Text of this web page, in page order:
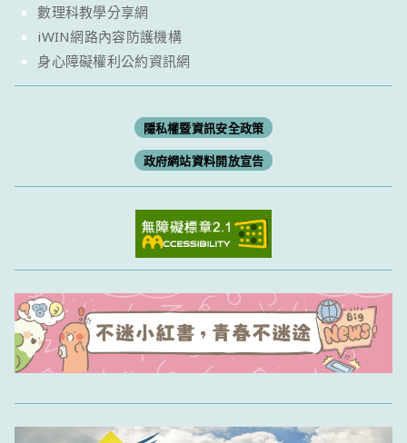
數理科教學分享網
iWIN網路內容防護機構
身心障礙權利公約資訊網
隱私權暨資訊安全政策
政府網站資料開放宣告